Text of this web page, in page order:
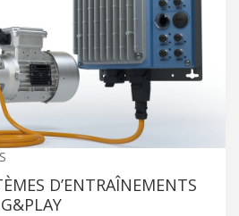
D’ENTRAÎNEMENTS